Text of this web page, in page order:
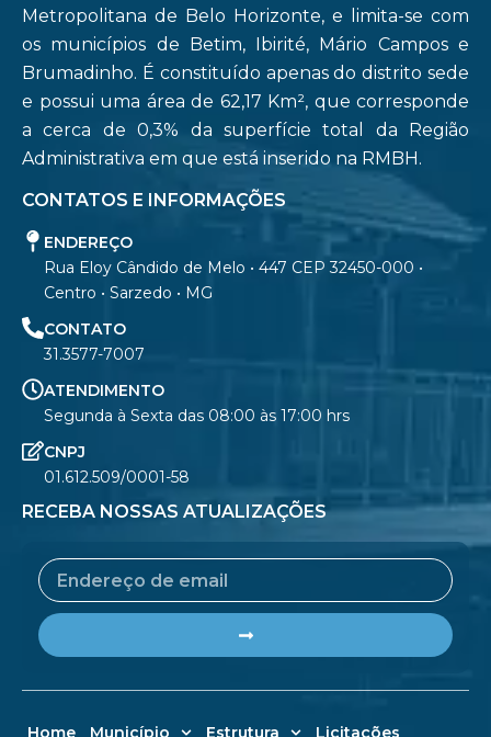
Metropolitana de Belo Horizonte, e limita-se com
os municípios de Betim, Ibirité, Mário Campos e
Brumadinho. É constituído apenas do distrito sede
e possui uma área de 62,17 Km², que corresponde
a cerca de 0,3% da superfície total da Região
Administrativa em que está inserido na RMBH.
CONTATOS E INFORMAÇÕES
ENDEREÇO
Rua Eloy Cândido de Melo • 447 CEP 32450-000 •
Centro • Sarzedo • MG
CONTATO
31.3577-7007
ATENDIMENTO
Segunda à Sexta das 08:00 às 17:00 hrs
CNPJ
01.612.509/0001-58
RECEBA NOSSAS ATUALIZAÇÕES
Email
Home Município Estrutura Licitações